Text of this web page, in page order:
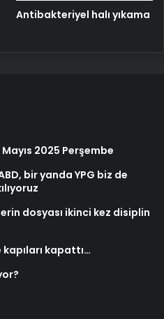
Antibakteriyel halı yıkama
2025 Perşembe
bir yanda YPG biz de
dosyası ikinci kez disiplin
kapattı…